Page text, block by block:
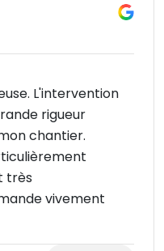
L'intervention
rigueur
chantier.
très
vivement